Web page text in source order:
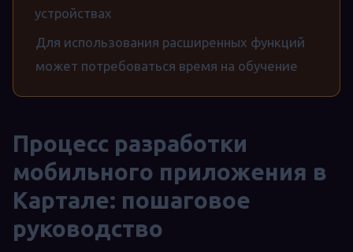
устройствах
Для использования расширенных функций
может потребоваться время на обучение
Процесс разработки
мобильного приложения в
Картале: пошаговое
руководство